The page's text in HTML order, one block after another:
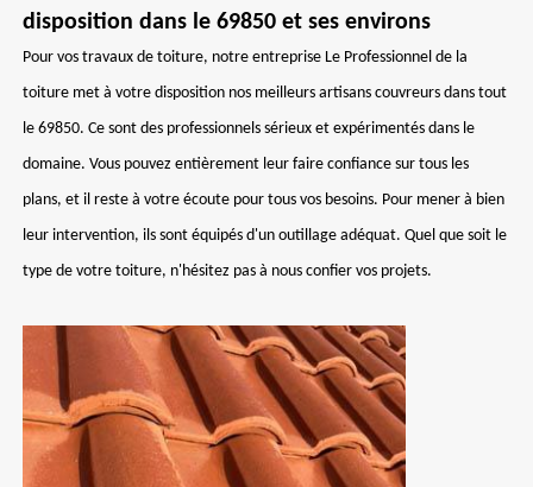
disposition dans le 69850 et ses environs
Pour vos travaux de toiture, notre entreprise Le Professionnel de la
toiture met à votre disposition nos meilleurs artisans couvreurs dans tout
le 69850. Ce sont des professionnels sérieux et expérimentés dans le
domaine. Vous pouvez entièrement leur faire confiance sur tous les
plans, et il reste à votre écoute pour tous vos besoins. Pour mener à bien
leur intervention, ils sont équipés d'un outillage adéquat. Quel que soit le
type de votre toiture, n'hésitez pas à nous confier vos projets.